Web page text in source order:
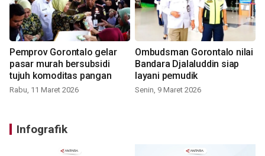
Pemprov Gorontalo gelar
pasar murah bersubsidi
tujuh komoditas pangan
Rabu, 11 Maret 2026
Ombudsman Gorontalo nilai
Bandara Djalaluddin siap
layani pemudik
Senin, 9 Maret 2026
Infografik